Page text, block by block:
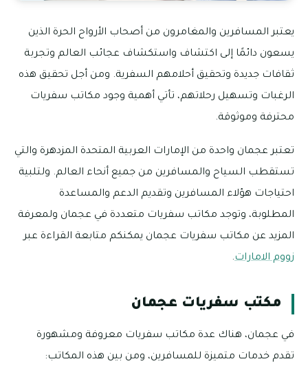
يعتبر المسافرين والمغامرون من أصحاب الأرواح الحرة الذين
يسعون دائمًا إلى اكتشاف واستكشاف عجائب العالم وتجربة
ثقافات جديدة وتحقيق أحلامهم السفرية. ومن أجل تحقيق هذه
الرغبات وتسهيل رحلاتهم، تأتي أهمية وجود مكاتب سفريات
محترفة وموثوقة.
تعتبر عجمان واحدة من الإمارات العربية المتحدة المزدهرة والتي
تستقطب السياح والمسافرين من جميع أنحاء العالم. ولتلبية
احتياجات هؤلاء المسافرين وتقديم الدعم والمساعدة
المطلوبة، وتوجد مكاتب سفريات متعددة في عجمان ولمعرفة
المزيد عن مكاتب سفريات عجمان يمكنكم متابعة القراءة عبر
زووم الامارات.
مكتب سفريات عجمان
في عجمان، هناك عدة مكاتب سفريات معروفة ومشهورة
تقدم خدمات متميزة للمسافرين، ومن بين هذه المكاتب: